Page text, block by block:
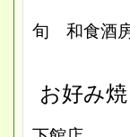
旬 和食酒
お好み